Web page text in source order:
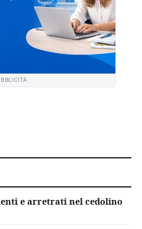
e arretrati nel cedolino